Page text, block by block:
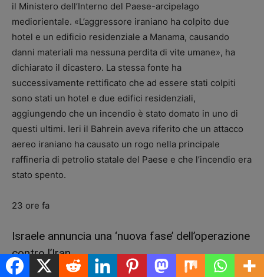
il Ministero dell’Interno del Paese-arcipelago
mediorientale. «L’aggressore iraniano ha colpito due
hotel e un edificio residenziale a Manama, causando
danni materiali ma nessuna perdita di vite umane», ha
dichiarato il dicastero. La stessa fonte ha
successivamente rettificato che ad essere stati colpiti
sono stati un hotel e due edifici residenziali,
aggiungendo che un incendio è stato domato in uno di
questi ultimi. Ieri il Bahrein aveva riferito che un attacco
aereo iraniano ha causato un rogo nella principale
raffineria di petrolio statale del Paese e che l’incendio era
stato spento.
23 ore fa
Israele annuncia una ‘nuova fase’ dell’operazione
contro l’Iran